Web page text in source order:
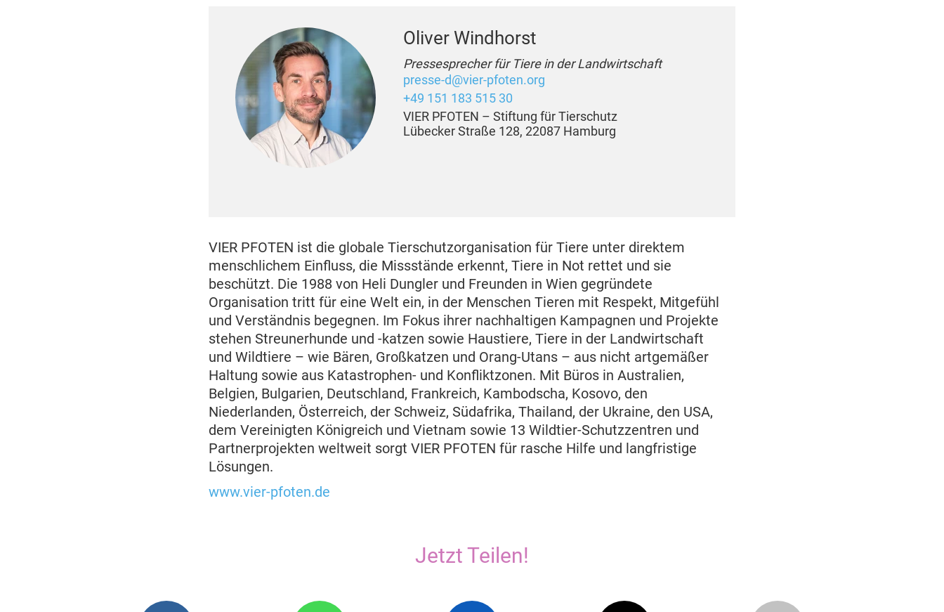
Oliver Windhorst
Pressesprecher für Tiere in der Landwirtschaft
presse-d@vier-pfoten.org
+49 151 183 515 30
VIER PFOTEN – Stiftung für Tierschutz
Lübecker Straße 128, 22087 Hamburg
VIER PFOTEN ist die globale Tierschutzorganisation für Tiere unter direktem
menschlichem Einfluss, die Missstände erkennt, Tiere in Not rettet und sie
beschützt. Die 1988 von Heli Dungler und Freunden in Wien gegründete
Organisation tritt für eine Welt ein, in der Menschen Tieren mit Respekt, Mitgefühl
und Verständnis begegnen. Im Fokus ihrer nachhaltigen Kampagnen und Projekte
stehen Streunerhunde und -katzen sowie Haustiere, Tiere in der Landwirtschaft
und Wildtiere – wie Bären, Großkatzen und Orang-Utans – aus nicht artgemäßer
Haltung sowie aus Katastrophen- und Konfliktzonen. Mit Büros in Australien,
Belgien, Bulgarien, Deutschland, Frankreich, Kambodscha, Kosovo, den
Niederlanden, Österreich, der Schweiz, Südafrika, Thailand, der Ukraine, den USA,
dem Vereinigten Königreich und Vietnam sowie 13 Wildtier-Schutzzentren und
Partnerprojekten weltweit sorgt VIER PFOTEN für rasche Hilfe und langfristige
Lösungen.
www.vier-pfoten.de
Jetzt Teilen!